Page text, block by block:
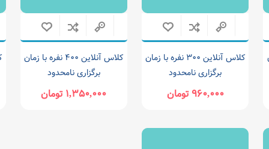
کلاس آنلاین ۳۰۰ نفره با زمان
برگزاری نامحدود
۹۶۰,۰۰۰ تومان
کلاس آنلاین ۴۰۰ نفره با زمان
برگزاری نامحدود
۱,۳۵۰,۰۰۰ تومان